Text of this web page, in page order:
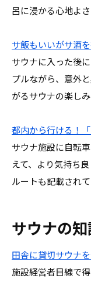
呂に浸かる心地よ
サ飯もいいがサ酒
サウナに入った後
プルながら、意外
がるサウナの楽しみ
都内から行ける！
サウナ施設に自転
えて、より気持ち
ルートも記載され
サウナの
田舎に貸切サウナ
施設経営者目線で